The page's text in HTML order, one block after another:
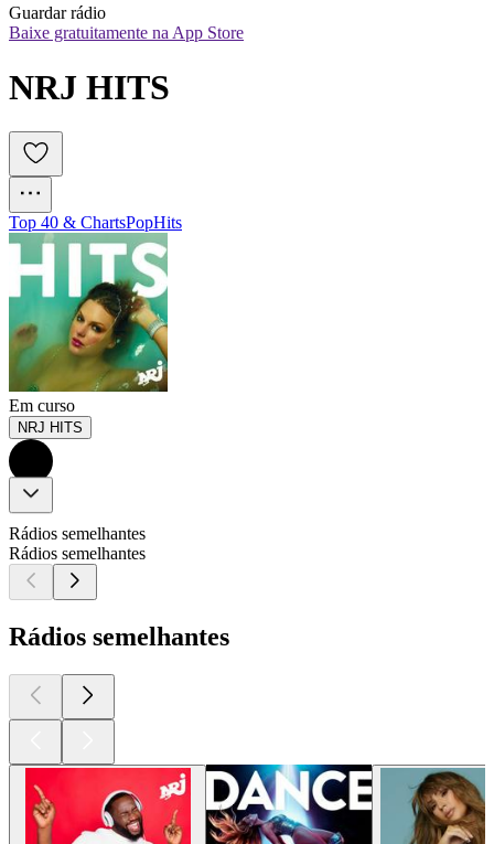
Guardar rádio
Baixe gratuitamente na App Store
NRJ HITS
Top 40 & ChartsPopHits
Em curso
NRJ HITS
Rádios semelhantes
Rádios semelhantes
Rádios semelhantes